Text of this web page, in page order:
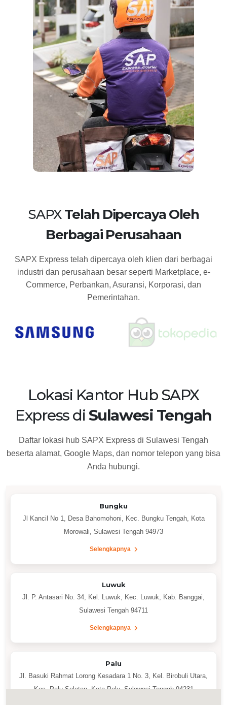
SAPXTelah Dipercaya Oleh
Berbagai Perusahaan
SAPX Express telah dipercaya oleh klien dari berbagai
industri dan perusahaan besar seperti Marketplace, e-
Commerce, Perbankan, Asuransi, Korporasi, dan
Pemerintahan.
Lokasi Kantor Hub SAPX
Express diSulawesi Tengah
Daftar lokasi hub SAPX Express di Sulawesi Tengah
beserta alamat, Google Maps, dan nomor telepon yang bisa
Anda hubungi.
Bungku
Jl Kancil No 1, Desa Bahomohoni, Kec. Bungku Tengah, Kota
Morowali, Sulawesi Tengah 94973
Selengkapnya
Luwuk
Jl. P. Antasari No. 34, Kel. Luwuk, Kec. Luwuk, Kab. Banggai,
Sulawesi Tengah 94711
Selengkapnya
Palu
Jl. Basuki Rahmat Lorong Kesadara 1 No. 3, Kel. Birobuli Utara,
Kec. Palu Selatan, Kota Palu, Sulawesi Tengah 94231